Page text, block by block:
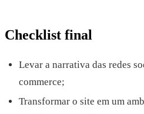
Checklist final
Levar a narrativa das redes
commerce;
Transformar o site em um